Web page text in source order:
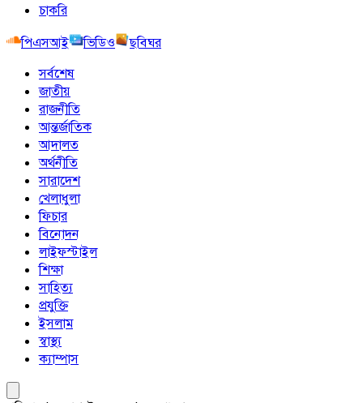
চাকরি
পিএসআই
ভিডিও
ছবিঘর
সর্বশেষ
জাতীয়
রাজনীতি
আন্তর্জাতিক
আদালত
অর্থনীতি
সারাদেশ
খেলাধুলা
ফিচার
বিনোদন
লাইফস্টাইল
শিক্ষা
সাহিত্য
প্রযুক্তি
ইসলাম
স্বাস্থ্য
ক্যাম্পাস